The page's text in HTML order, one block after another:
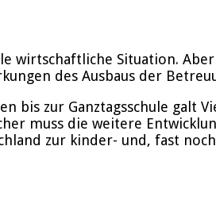
wirtschaftliche Situation.
des Ausbaus der
zur Ganztagsschule galt
muss die weitere
zur kinder- und, fast